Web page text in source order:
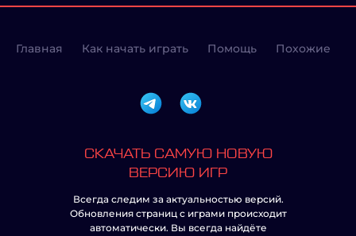
Главная Как начать играть Помощь Похожие
СКАЧАТЬ САМУЮ НОВУЮ
ВЕРСИЮ ИГР
Всегда следим за актуальностью версий.
Обновления страниц с играми происходит
автоматически. Вы всегда найдёте